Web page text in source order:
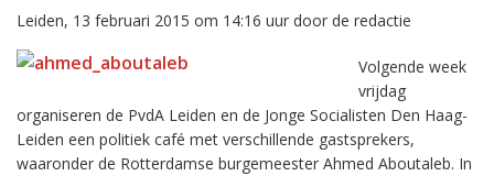
Leiden, 13 februari 2015 om 14:16 uur door de redactie
Volgende week
vrijdag
organiseren de PvdA Leiden en de Jonge Socialisten Den Haag-
Leiden een politiek café met verschillende gastsprekers,
waaronder de Rotterdamse burgemeester Ahmed Aboutaleb. In